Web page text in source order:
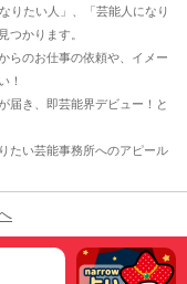
りたい人」、「芸能人になり
つかります。
らのお仕事の依頼や、イメー
！
届き、即芸能界デビュー！と
たい芸能事務所へのアピール